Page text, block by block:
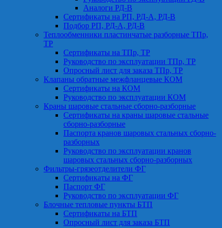
Аналоги РД-В
Сертификаты на РП, РД-А, РД-В
Подбор РП, РД-А, РД-В
Теплообменники пластинчатые разборные ТПр,
ТР
Сертификаты на ТПр, ТР
Руководство по эксплуатации ТПр, ТР
Опросный лист для заказа ТПр, ТР
Клапаны обратные межфланцевые КОМ
Сертификаты на КОМ
Руководство по эксплуатации КОМ
Краны шаровые стальные сборно-разборные
Сертификаты на краны шаровые стальные
сборно-разборные
Паспорта кранов шаровых стальных сборно-
разборных
Руководство по эксплуатации кранов
шаровых стальных сборно-разборных
Фильтры-грязеотделители ФГ
Сертификаты на ФГ
Паспорт ФГ
Руководство по эксплуатации ФГ
Блочные тепловые пункты БТП
Сертификаты на БТП
Опросный лист для заказа БТП